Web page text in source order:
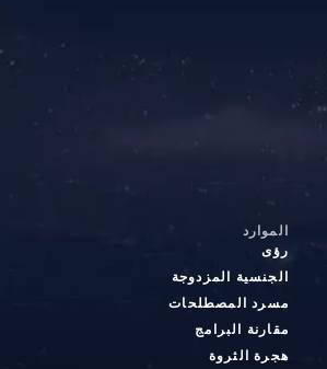
الموارد
رؤى
الجنسية المزدوجة
مسرد المصطلحات
مقارنة البرامج
هجرة الثروة